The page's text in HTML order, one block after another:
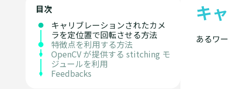
目次
キャリブレーションされたカメ
ラを定位置で回転させる方法
特徴点を利用する方法
OpenCV が提供する stitching モ
ジュールを利用
Feedbacks
キ
あるワ